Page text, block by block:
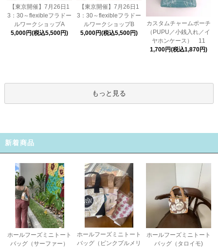
【東京開催】7月26日1
3：30～flexibleフラドー
ルワークショップA
5,000円(税込5,500円)
【東京開催】7月26日1
3：30～flexibleフラドー
ルワークショップB
5,000円(税込5,500円)
カスタムチャームポーチ
（PUPU／小銭入れ／イ
ヤホンケース） 11
1,700円(税込1,870円)
もっと見る
新着商品
ホールフーズミニトート
バッグ（サーファー）
ホールフーズミニトート
バッグ（ピンクプルメリ
ホールフーズミニトート
バッグ（タロイモ)